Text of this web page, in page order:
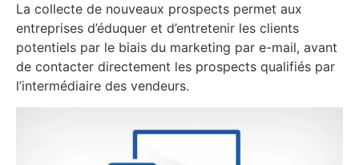
La collecte de nouveaux prospects permet aux
entreprises d’éduquer et d’entretenir les clients
potentiels par le biais du marketing par e-mail, avant
de contacter directement les prospects qualifiés par
l’intermédiaire des vendeurs.